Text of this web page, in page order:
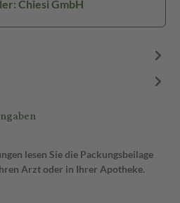
Chiesi GmbH
lesen Sie die Packungsbeilage
Arzt oder in Ihrer Apotheke.